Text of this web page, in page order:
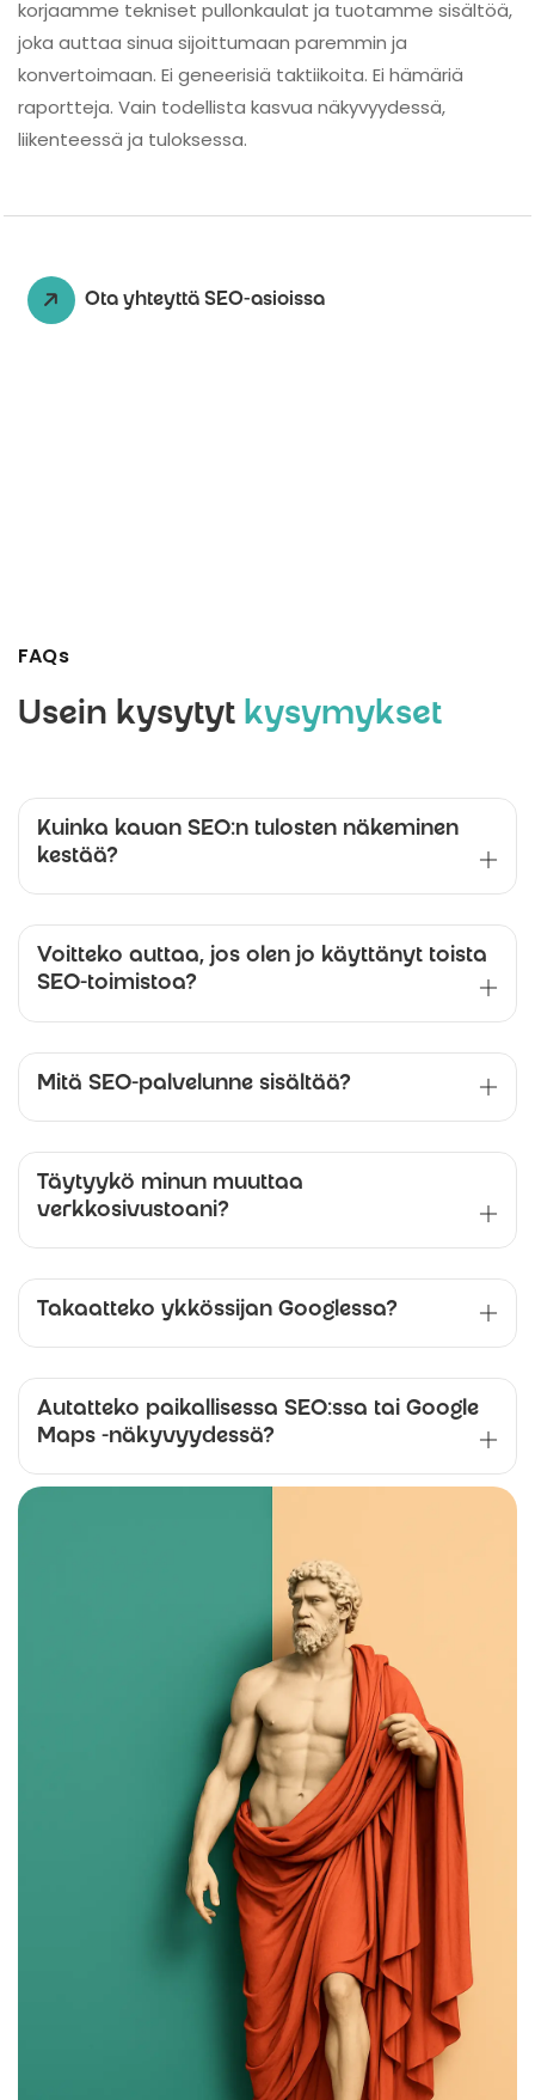
korjaamme tekniset pullonkaulat ja tuotamme sisältöä,
joka auttaa sinua sijoittumaan paremmin ja
konvertoimaan. Ei geneerisiä taktiikoita. Ei hämäriä
raportteja. Vain todellista kasvua näkyvyydessä,
liikenteessä ja tuloksessa.
Ota yhteyttä SEO-asioissa
FAQs
Usein kysytyt kysymykset
Kuinka kauan SEO:n tulosten näkeminen
kestää?
Voitteko auttaa, jos olen jo käyttänyt toista
SEO-toimistoa?
Mitä SEO-palvelunne sisältää?
Täytyykö minun muuttaa
verkkosivustoani?
Takaatteko ykkössijan Googlessa?
Autatteko paikallisessa SEO:ssa tai Google
Maps -näkyvyydessä?